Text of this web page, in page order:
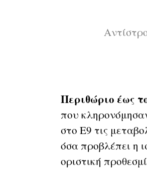
Περιθώριο έως
που
στο Ε9 τις
όσα προβλέπει η
οριστική